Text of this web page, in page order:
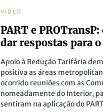
VÍDEO
PART e
dar respostas para
Apoio à Redução Tarifária
positiva as áreas
ocorrido reuniões com as
nomeadamente do Interior,
sentiram na aplicação do